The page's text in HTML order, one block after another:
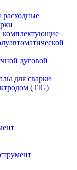
расходные
комплектующие
дуговой
для сварки
(TIG)